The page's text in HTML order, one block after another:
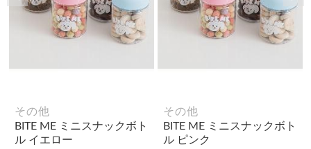
その他
BITE ME ミニスナックボト
ル イエロー
その他
BITE ME ミニスナックボト
ル ピンク